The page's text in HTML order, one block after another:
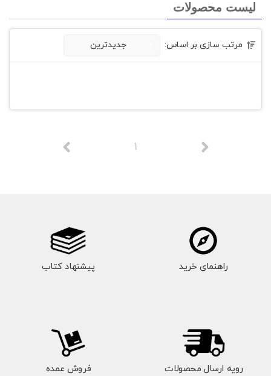
لیست محصولات
مرتب سازی بر اساس: جدیدترین
1
راهنمای خرید پیشنهاد کتاب
رویه ارسال محصولات فروش عمده